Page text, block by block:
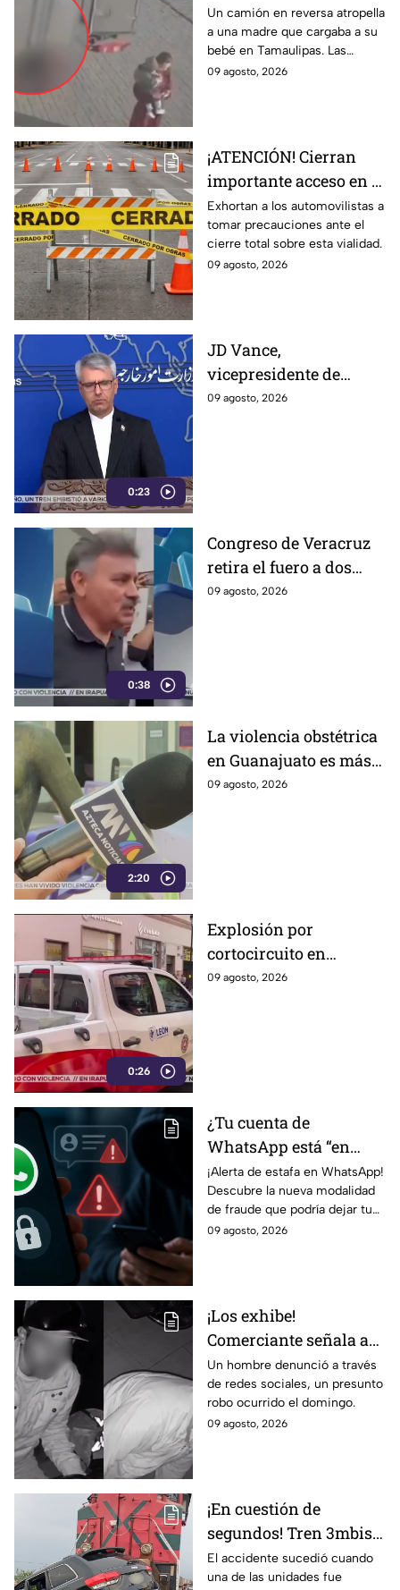
ATR0PELLA a madre
que cargaba a su BEBÉ
y les pasa por encima;
así ocurrió
Un camión en reversa atropella
a una madre que cargaba a su
bebé en Tamaulipas. Las
fuertes imágenes captadas por
09 agosto, 2026
¡ATENCIÓN! Cierran
importante acceso en el
Eje Metropolitano en
León; ¿cuál es el
motivo?
Exhortan a los automovilistas a
tomar precauciones ante el
cierre total sobre esta vialidad.
09 agosto, 2026
0:23
JD Vance,
vicepresidente de
Estados Unidos,
09 agosto, 2026
0:38
Congreso de Veracruz
retira el fuero a dos
alcaldes; revelan
09 agosto, 2026
2:20
La violencia obstétrica
en Guanajuato es más
común de lo que cree y
09 agosto, 2026
0:26
Explosión por
cortocircuito en
registro subterráneo
09 agosto, 2026
¿Tu cuenta de
WhatsApp está “en
revisión”? Este mensaje
podría dejarte
vulnerable ante
ESTAFAS si no tienes
¡Alerta de estafa en WhatsApp!
Descubre la nueva modalidad
de fraude que podría dejar tu
cuenta vulnerable. ¡No te
09 agosto, 2026
¡Los exhibe!
Comerciante señala a
dos hombres de un
presunto robo a un
negocio en León
Un hombre denunció a través
de redes sociales, un presunto
robo ocurrido el domingo.
09 agosto, 2026
¡En cuestión de
segundos! Tren 3mbiste
una camioneta en
Guanajuato; este fue el
El accidente sucedió cuando
una de las unidades fue